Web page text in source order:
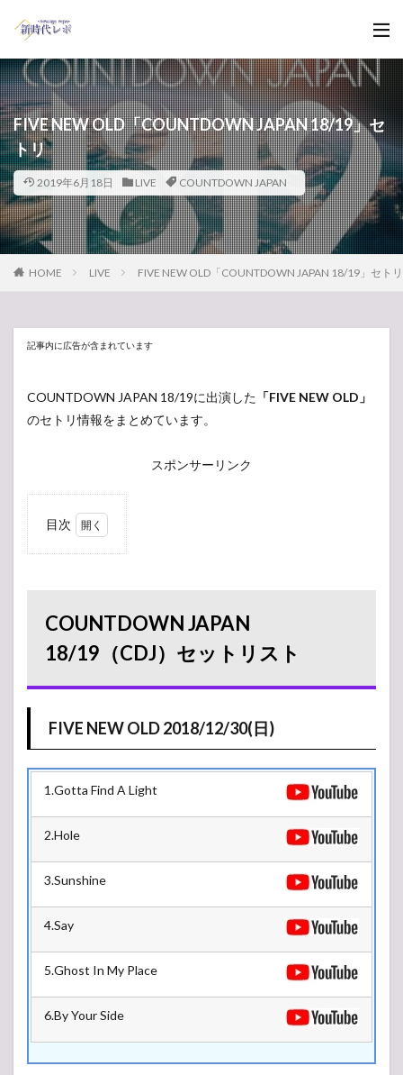
FIVE NEW OLD「COUNTDOWN JAPAN 18/19」セ
トリ
2019年6月18日 LIVE COUNTDOWN JAPAN
HOME LIVE FIVE NEW OLD「COUNTDOWN JAPAN 18/19」セトリ
記事内に広告が含まれています
COUNTDOWN JAPAN 18/19に出演した 「FIVE NEW OLD」
のセトリ情報をまとめています。
スポンサーリンク
目次
セットリスト
NEW OLD
2018/12/30(日)
2.1
EARTH
STAGE
2.2
GALAXY
2.3
STAGE
ASTRO
ARENA
COUNTDOWN JAPAN
18/19（CDJ）セットリスト
FIVE NEW OLD 2018/12/30(日)
1.Gotta Find A Light
2.Hole
3.Sunshine
4.Say
5.Ghost In My Place
6.By Your Side